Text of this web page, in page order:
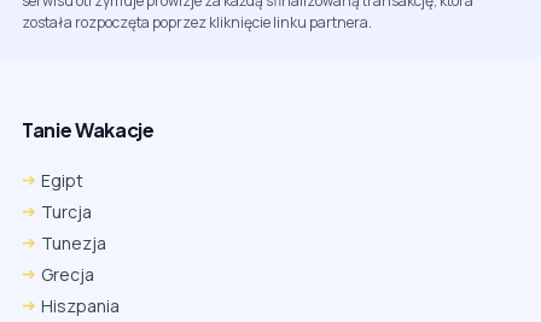
została rozpoczęta poprzez kliknięcie linku partnera.
Tanie Wakacje
Egipt
Turcja
Tunezja
Grecja
Hiszpania